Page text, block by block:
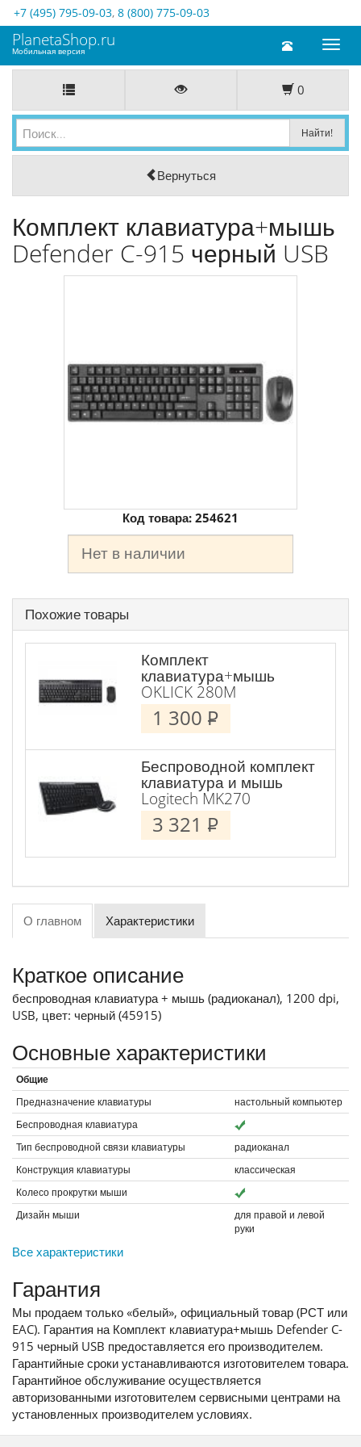
+7 (495) 795-09-03, 8 (800) 775-09-03
Toggle
PlanetaShop.ru
Мобильная версия
0
Вернуться
Комплект клавиатура+мышь
Defender C-915 черный USB
Код товара: 254621
Нет в наличии
Похожие товары
Комплект
клавиатура+мышь
OKLICK 280M
1 300 P
Беспроводной комплект
клавиатура и мышь
Logitech MK270
3 321 P
О главном Характеристики
Краткое описание
беспроводная клавиатура + мышь (радиоканал), 1200 dpi,
USB, цвет: черный (45915)
Основные характеристики
Общие
Предназначение клавиатуры
настольный компьютер
Беспроводная клавиатура
Тип беспроводной связи клавиатуры
радиоканал
Конструкция клавиатуры
классическая
Колесо прокрутки мыши
Дизайн мыши
для правой и левой
руки
Все характеристики
Гарантия
Мы продаем только «белый», официальный товар (РСТ или
EAC). Гарантия на Комплект клавиатура+мышь Defender C-
915 черный USB предоставляется его производителем.
Гарантийные сроки устанавливаются изготовителем товара.
Гарантийное обслуживание осуществляется
авторизованными изготовителем сервисными центрами на
установленных производителем условиях.